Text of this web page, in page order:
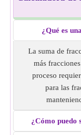
Solución:Ambas
diferentes; haz
calculando el mcm
22/18
Suma ambas
Suma de
Ejemplo 4:
Solución:
Ambas
9.16/5 + 4/6 =
7/14 + 6/8 =
¿Qué es
La suma de
más
proceso
para las
¿Cómo puedo